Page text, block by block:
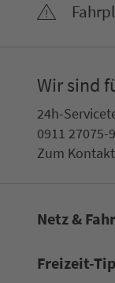
Wir sind
24h-
0911 27075-
Zum
Netz &
Frei­zeit-